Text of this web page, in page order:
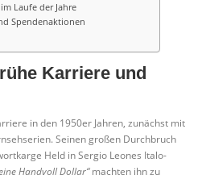
Laufe der Jahre
Spendenaktionen
Karriere und
in den 1950er Jahren, zunächst mit
Seinen großen Durchbruch
Held in Sergio Leones Italo-
Handvoll Dollar“machten ihn zu